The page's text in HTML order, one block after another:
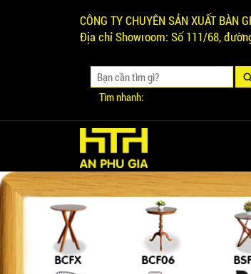
CÔNG TY CHUYÊN SẢN XUẤT BÀN
Địa chỉ Showroom: Số 111/68,
Tìm nhanh: